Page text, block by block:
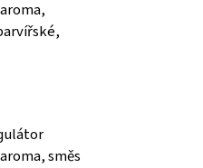
směs